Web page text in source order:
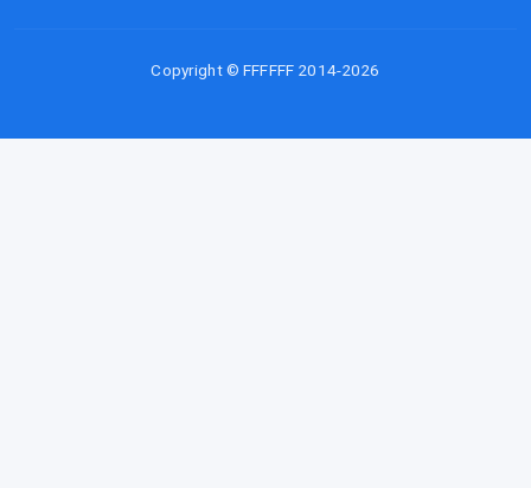
Copyright © FFFFFF 2014-2026